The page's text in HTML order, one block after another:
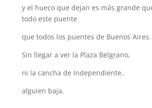
y el hueco que dejan es más grande
todo este puente
que todos los puentes de Buenos Aires.
Sin llegar a ver la Plaza Belgrano,
ni la cancha de Independiente,
alguien baja.